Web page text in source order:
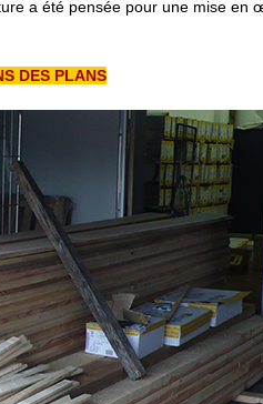
a été pensée pour une mise en
DES PLANS